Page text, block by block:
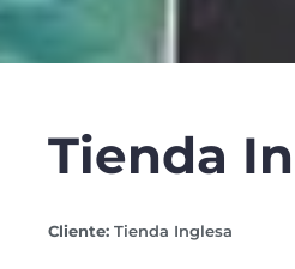
Tienda
Cliente: Tienda Inglesa